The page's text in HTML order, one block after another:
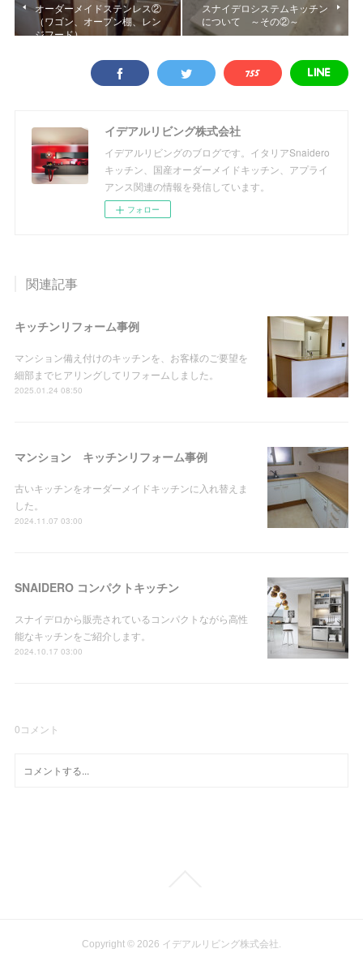
オーダーメイドステンレス②
（ワゴン、オープン棚、レン
ジフード）
スナイデロシステムキッチン
について ～その②～
イデアルリビング株式会社
イデアルリビングのブログです。イタリアSnaidero
キッチン、国産オーダーメイドキッチン、アプライ
アンス関連の情報を発信しています。
フォロー
関連記事
キッチンリフォーム事例
マンション備え付けのキッチンを、お客様のご要望を
細部までヒアリングしてリフォームしました。
2025.01.24 08:50
マンション キッチンリフォーム事例
古いキッチンをオーダーメイドキッチンに入れ替えま
した。
2024.11.07 03:00
SNAIDERO コンパクトキッチン
スナイデロから販売されているコンパクトながら高性
能なキッチンをご紹介します。
2024.10.17 03:00
0コメント
Copyright © 2026 イデアルリビング株式会社.